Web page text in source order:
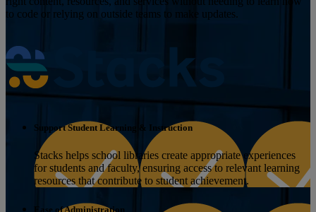
to code or relying on outside teams to make updates.
Support Student Learning & Instruction
Stacks helps school libraries create appropriate experiences
for students and faculty, ensuring access to relevant learning
resources that contribute to student achievement.
Ease of Administration